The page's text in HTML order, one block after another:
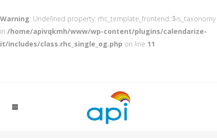
Warning: Undefined property: rhc_template_frontend::$is_taxonomy
in /home/apivqkmh/www/wp-content/plugins/calendarize-
it/includes/class.rhc_single_og.php on line 11